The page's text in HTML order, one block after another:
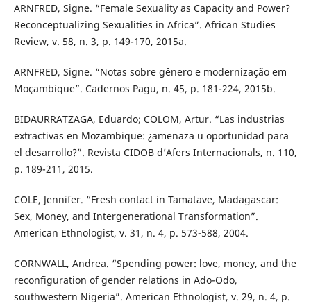
ARNFRED, Signe. “Female Sexuality as Capacity and Power?
Reconceptualizing Sexualities in Africa”. African Studies
Review, v. 58, n. 3, p. 149-170, 2015a.
ARNFRED, Signe. “Notas sobre gênero e modernização em
Moçambique”. Cadernos Pagu, n. 45, p. 181-224, 2015b.
BIDAURRATZAGA, Eduardo; COLOM, Artur. “Las industrias
extractivas en Mozambique: ¿amenaza u oportunidad para
el desarrollo?”. Revista CIDOB d’Afers Internacionals, n. 110,
p. 189-211, 2015.
COLE, Jennifer. “Fresh contact in Tamatave, Madagascar:
Sex, Money, and Intergenerational Transformation”.
American Ethnologist, v. 31, n. 4, p. 573-588, 2004.
CORNWALL, Andrea. “Spending power: love, money, and the
reconfiguration of gender relations in Ado-Odo,
southwestern Nigeria”. American Ethnologist, v. 29, n. 4, p.